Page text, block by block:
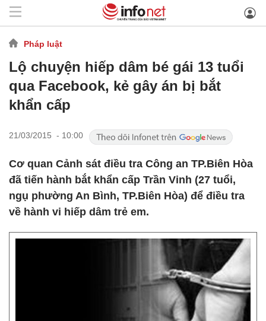
Pháp luật
Lộ chuyện hiếp dâm bé gái 13 tuổi
qua Facebook, kẻ gây án bị bắt
khẩn cấp
21/03/2015 - 10:00
Cơ quan Cảnh sát điều tra Công an TP.Biên Hòa
đã tiến hành bắt khẩn cấp Trần Vinh (27 tuổi,
ngụ phường An Bình, TP.Biên Hòa) để điều tra
về hành vi hiếp dâm trẻ em.